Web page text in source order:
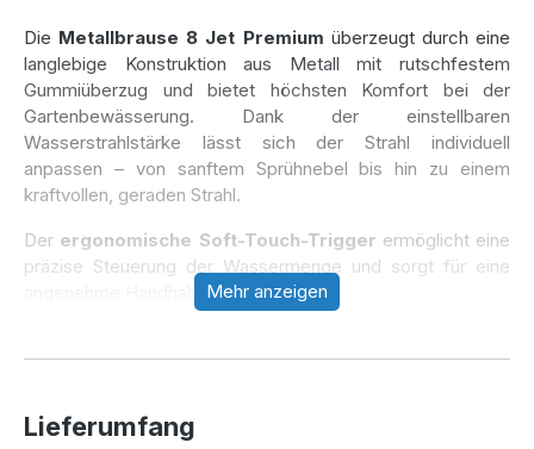
Die Metallbrause 8 Jet Premium überzeugt durch eine
langlebige Konstruktion aus Metall mit rutschfestem
Gummiüberzug und bietet höchsten Komfort bei der
Gartenbewässerung. Dank der einstellbaren
Wasserstrahlstärke lässt sich der Strahl individuell
anpassen – von sanftem Sprühnebel bis hin zu einem
kraftvollen, geraden Strahl.
Der ergonomische Soft-Touch-Trigger ermöglicht eine
präzise Steuerung der Wassermenge und sorgt für eine
angenehme Handhabung.
diese Brause die ideale Lösung für sämtliche
Die perfekte Wahl für eine zuverlässige und flexible
Mehr anzeigen
Lieferumfang